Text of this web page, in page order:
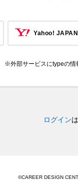
Yahoo! JAPAN
※外部サービスにtypeの情
ログイン
©CAREER DESIGN